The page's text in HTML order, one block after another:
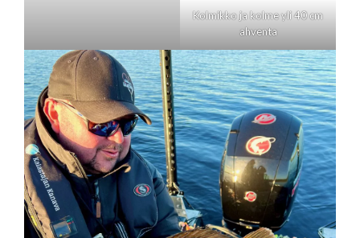
Kolmikko ja kolme yli 40 cm
ahventa